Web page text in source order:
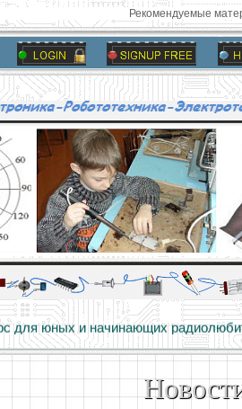
Рекомендуемые
для юных и начинающих
и опыт профессионалов -